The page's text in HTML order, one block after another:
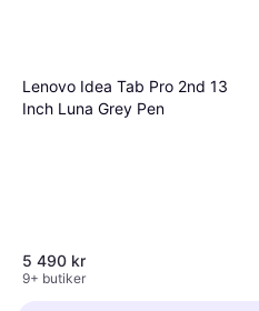
Lenovo Idea Tab Pro 2nd 13
Inch Luna Grey Pen
5 490 kr
9+ butiker